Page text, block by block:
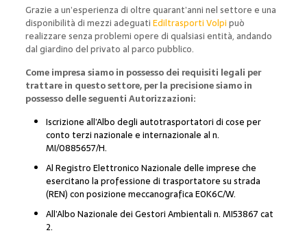
Grazie a un’esperienza di oltre quarant’anni nel settore e una
disponibilità di mezzi adeguatiEdiltrasporti Volpipuò
realizzare senza problemi opere di qualsiasi entità, andando
dal giardino del privato al parco pubblico.
Come impresa siamo in possesso dei requisiti legali per
trattare in questo settore, per la precisione siamo in
possesso delle seguenti Autorizzazioni:
Iscrizione all’Albo degli autotrasportatori di cose per
conto terzi nazionale e internazionale al n.
MI/0885657/H.
Al Registro Elettronico Nazionale delle imprese che
esercitano la professione di trasportatore su strada
(REN) con posizione meccanografica E0K6C/W.
All’Albo Nazionale dei Gestori Ambientali n. MI53867 cat
2.